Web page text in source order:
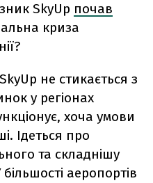
SkyUp почав
криза
не стикається з
у регіонах
хоча умови
Ідеться про
та складнішу
аеропортів